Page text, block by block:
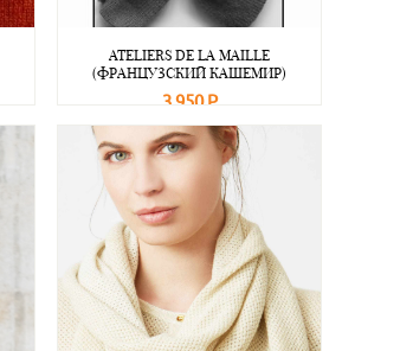
ATELIERS DE LA MAILLE
(ФРАНЦУЗСКИЙ КАШЕМИР)
3 950 Р
В корзину Подробнее